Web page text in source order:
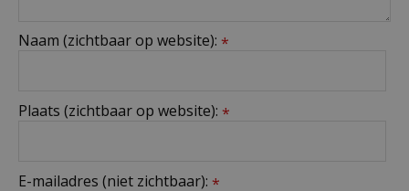
Naam (zichtbaar op website): *
Plaats (zichtbaar op website): *
E-mailadres (niet zichtbaar): *